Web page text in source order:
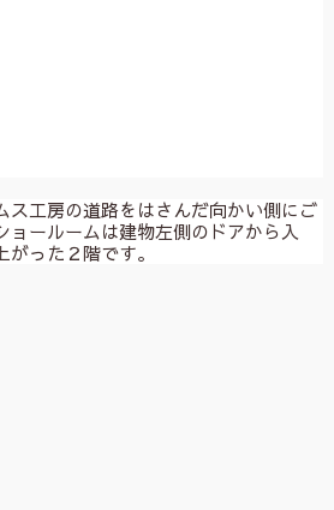
ス工房の道路をはさんだ向かい側にご
ョールームは建物左側のドアから入
がった２階です。